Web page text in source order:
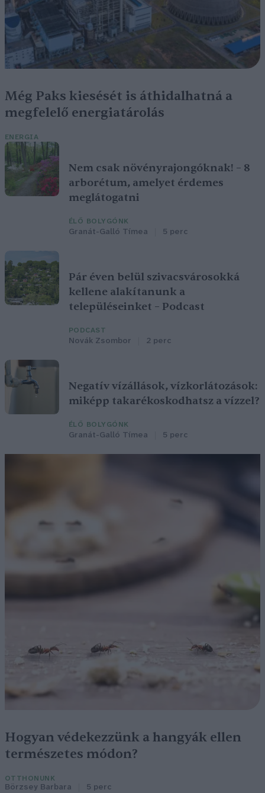
Még Paks kiesését is áthidalhatná a
megfelelő energiatárolás
ENERGIA
Nem csak növényrajongóknak! – 8
arborétum, amelyet érdemes
meglátogatni
ÉLŐ BOLYGÓNK
Granát-Galló Tímea 5 perc
Pár éven belül szivacsvárosokká
kellene alakítanunk a
településeinket – Podcast
PODCAST
Novák Zsombor 2 perc
Negatív vízállások, vízkorlátozások:
miképp takarékoskodhatsz a vízzel?
ÉLŐ BOLYGÓNK
Granát-Galló Tímea 5 perc
Hogyan védekezzünk a hangyák ellen
természetes módon?
OTTHONUNK
Börzsey Barbara 5 perc